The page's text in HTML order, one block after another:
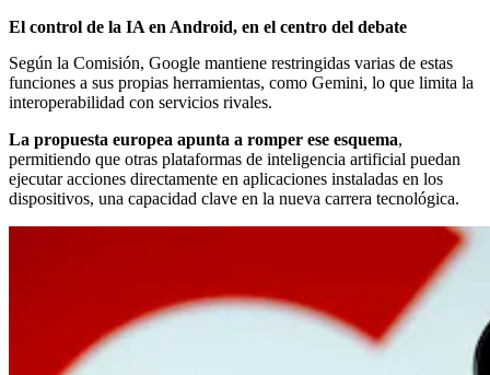
El control de la IA en Android, en el centro del debate
Según la Comisión, Google mantiene restringidas varias de estas
funciones a sus propias herramientas, como Gemini, lo que limita la
interoperabilidad con servicios rivales.
La propuesta europea apunta a romper ese esquema,
permitiendo que otras plataformas de inteligencia artificial puedan
ejecutar acciones directamente en aplicaciones instaladas en los
dispositivos, una capacidad clave en la nueva carrera tecnológica.